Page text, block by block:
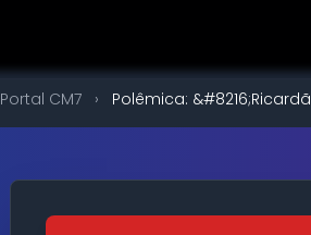
Portal CM7 › Polêmica: